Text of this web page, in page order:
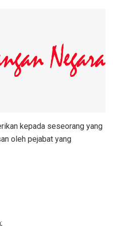
kepada seseorang yang
oleh pejabat yang